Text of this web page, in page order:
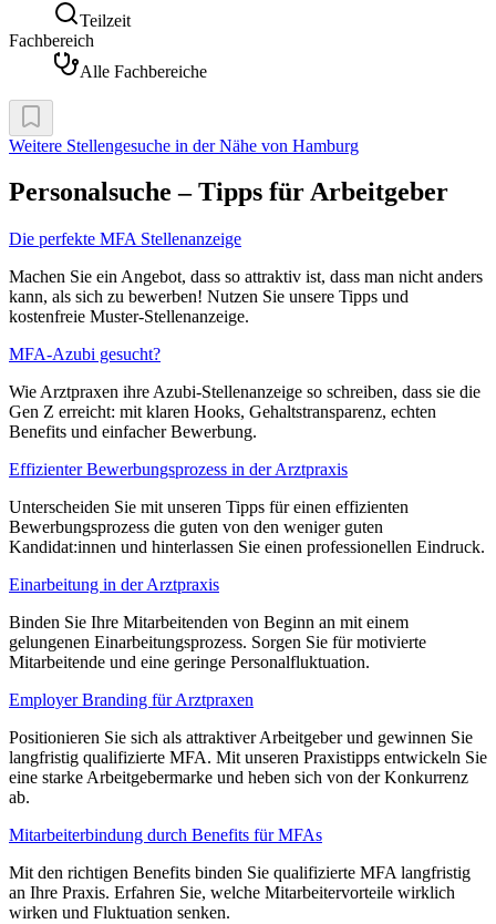
Teilzeit
Fachbereich
Alle Fachbereiche
Weitere Stellengesuche in der Nähe von Hamburg
Personalsuche – Tipps für Arbeitgeber
Die perfekte MFA Stellenanzeige
Machen Sie ein Angebot, dass so attraktiv ist, dass man nicht anders
kann, als sich zu bewerben! Nutzen Sie unsere Tipps und
kostenfreie Muster-Stellenanzeige.
MFA-Azubi gesucht?
Wie Arztpraxen ihre Azubi-Stellenanzeige so schreiben, dass sie die
Gen Z erreicht: mit klaren Hooks, Gehaltstransparenz, echten
Benefits und einfacher Bewerbung.
Effizienter Bewerbungsprozess in der Arztpraxis
Unterscheiden Sie mit unseren Tipps für einen effizienten
Bewerbungsprozess die guten von den weniger guten
Kandidat:innen und hinterlassen Sie einen professionellen Eindruck.
Einarbeitung in der Arztpraxis
Binden Sie Ihre Mitarbeitenden von Beginn an mit einem
gelungenen Einarbeitungsprozess. Sorgen Sie für motivierte
Mitarbeitende und eine geringe Personalfluktuation.
Employer Branding für Arztpraxen
Positionieren Sie sich als attraktiver Arbeitgeber und gewinnen Sie
langfristig qualifizierte MFA. Mit unseren Praxistipps entwickeln Sie
eine starke Arbeitgebermarke und heben sich von der Konkurrenz
ab.
Mitarbeiterbindung durch Benefits für MFAs
Mit den richtigen Benefits binden Sie qualifizierte MFA langfristig
an Ihre Praxis. Erfahren Sie, welche Mitarbeitervorteile wirklich
wirken und Fluktuation senken.